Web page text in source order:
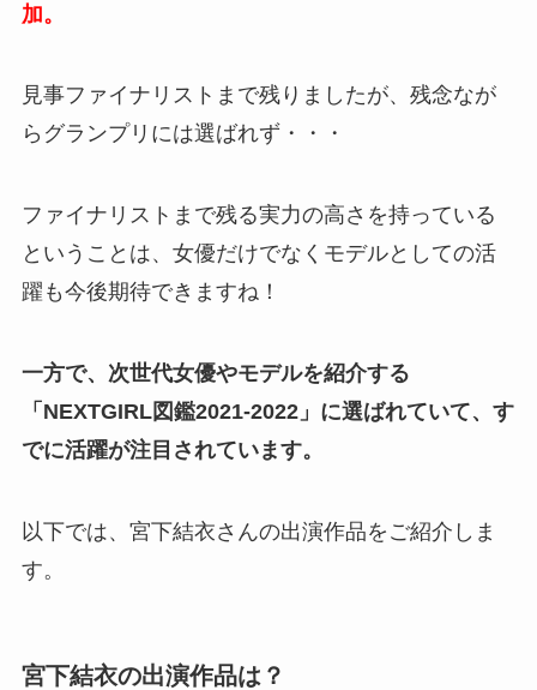
加。
見事ファイナリストまで残りましたが、残念なが
らグランプリには選ばれず・・・
ファイナリストまで残る実力の高さを持っている
ということは、女優だけでなくモデルとしての活
躍も今後期待できますね！
一方で、次世代女優やモデルを紹介する
「NEXTGIRL図鑑2021-2022」に選ばれていて、す
でに活躍が注目されています。
以下では、宮下結衣さんの出演作品をご紹介しま
す。
宮下結衣の出演作品は？